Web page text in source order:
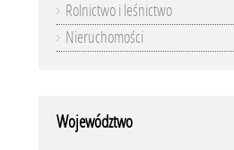
Rolnictwo i leśnictwo
Nieruchomości
Województwo